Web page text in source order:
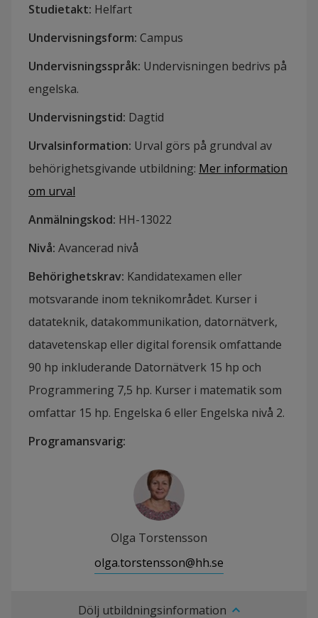
Studietakt: Helfart
Undervisningsform: Campus
Undervisningsspråk: Undervisningen bedrivs på
engelska.
Undervisningstid: Dagtid
Urvalsinformation: Urval görs på grundval av
behörighetsgivande utbildning: Mer information
om urval
Anmälningskod: HH-13022
Nivå: Avancerad nivå
Behörighetskrav: Kandidatexamen eller
motsvarande inom teknikområdet. Kurser i
datateknik, datakommunikation, datornätverk,
datavetenskap eller digital forensik omfattande
90 hp inkluderande Datornätverk 15 hp och
Programmering 7,5 hp. Kurser i matematik som
omfattar 15 hp. Engelska 6 eller Engelska nivå 2.
Programansvarig:
Olga Torstensson
olga.torstensson@hh.se
Dölj utbildningsinformation